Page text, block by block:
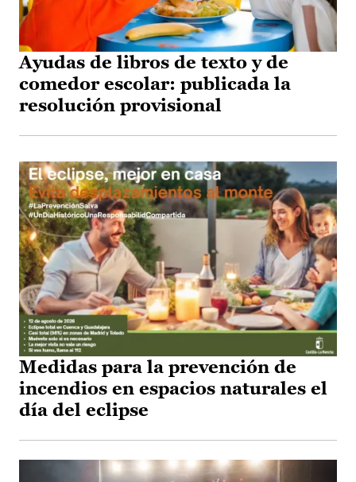
Ayudas de libros de texto y de
comedor escolar: publicada la
resolución provisional
Medidas para la prevención de
incendios en espacios naturales el
día del eclipse